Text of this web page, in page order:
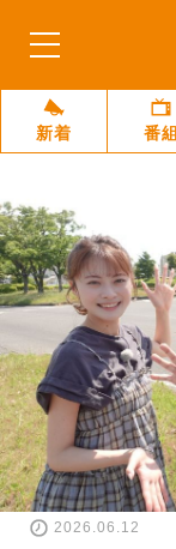
新着 番組
2026.06.12